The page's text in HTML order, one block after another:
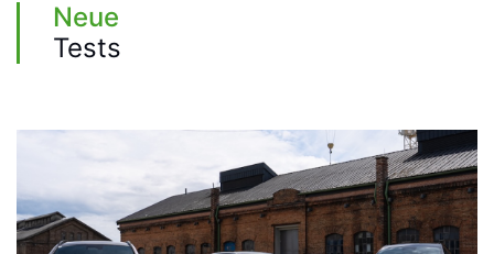
Neue
Tests